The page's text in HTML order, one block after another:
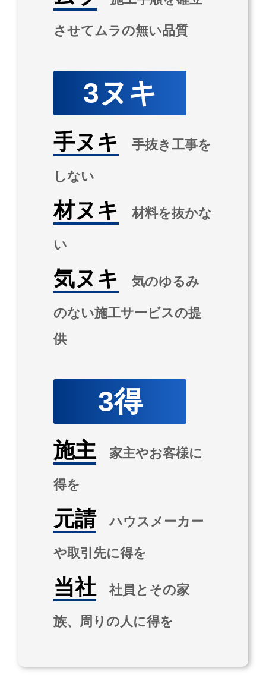
させてムラの無い品質
3ヌキ
手ヌキ 手抜き工事を
しない
材ヌキ 材料を抜かな
い
気ヌキ 気のゆるみ
のない施工サービスの提
供
3得
施主 家主やお客様に
得を
元請ハウスメーカー
や取引先に得を
当社 社員とその家
族、周りの人に得を